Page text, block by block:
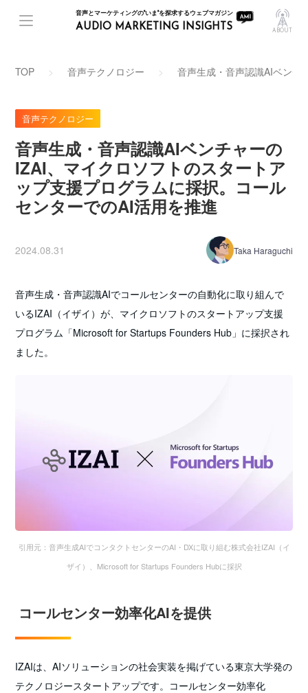
音声とマーケティングの"いま"を探求するウェブマガジン
AUDIO MARKETING INSIGHTS ABOUT
TOP 音声テクノロジー 音声生成・音声認識AIベンチ
音声テクノロジー
音声生成・音声認識AIベンチャーの
IZAI、マイクロソフトのスタートア
ップ支援プログラムに採択。コール
センターでのAI活用を推進
2024.08.31 Taka Haraguchi
音声生成・音声認識AIでコールセンターの自動化に取り組んで
いるIZAI（イザイ）が、マイクロソフトのスタートアップ支援
プログラム「Microsoft for Startups Founders Hub」に採択され
ました。
引用元：音声生成AIでコンタクトセンターのAI・DXに取り組む株式会社IZAI（イ
ザイ）、Microsoft for Startups Founders Hubに採択
コールセンター効率化AIを提供
IZAIは、AIソリューションの社会実装を掲げている東京大学発の
テクノロジースタートアップです。コールセンター効率化